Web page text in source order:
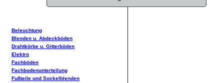
Beleuchtung
Blenden u. Abdeckböden
Drahtkörbe u. Gitterböden
Elektro
Fachböden
Fachbodenunterteilung
Fußteile und Sockelblenden